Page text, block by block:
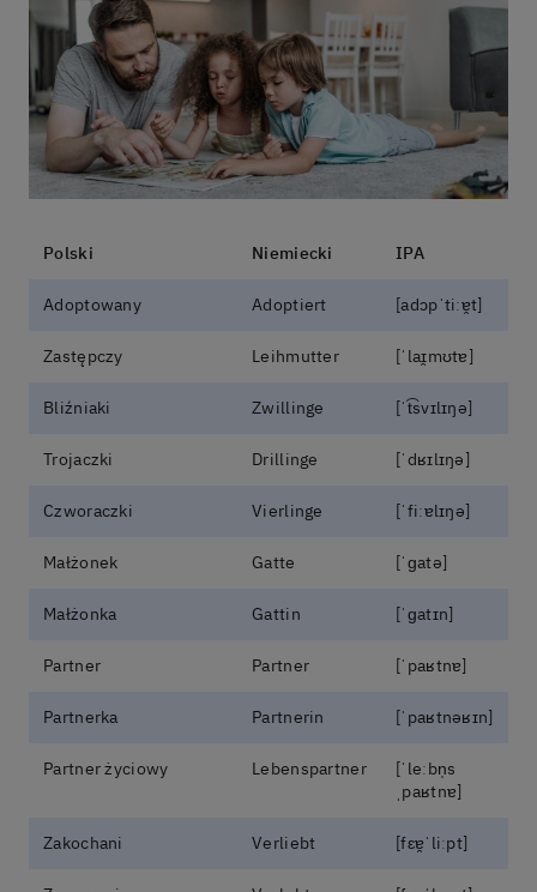
Polski Niemiecki IPA
Adoptowany Adoptiert [adɔpˈtiːɐ̯t]
Zastępczy Leihmutter [ˈlaɪ̯mʊtɐ]
Bliźniaki Zwillinge [ˈt͡svɪlɪŋə]
Trojaczki Drillinge [ˈdʁɪlɪŋə]
Czworaczki Vierlinge [ˈfiːɐlɪŋə]
Małżonek Gatte [ˈɡatə]
Małżonka Gattin [ˈɡatɪn]
Partner Partner [ˈpaʁtnɐ]
Partnerka Partnerin [ˈpaʁtnəʁɪn]
Partner życiowy Lebenspartner
[ˈleːbn̩s
ˌpaʁtnɐ]
Zakochani Verliebt [fɛɐ̯ˈliːpt]